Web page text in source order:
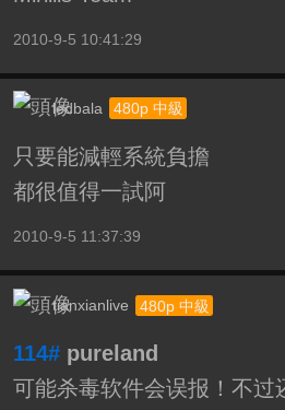
2010-9-5 10:41:29
ledbala 480p 中級
只要能減輕系統負擔
都很值得一試阿
2010-9-5 11:37:39
tianxianlive 480p 中級
114# pureland
可能杀毒软件会误报！不过